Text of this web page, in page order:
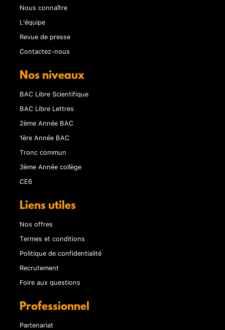
Nous connaître
L'équipe
Revue de presse
Contactez-nous
Nos niveaux
BAC Libre Scientifique
BAC Libre Lettres
2ème Année BAC
1ère Année BAC
Tronc commun
3ème Année collège
CE6
Liens utiles
Nos offres
Termes et conditions
Politique de confidentialité
Recrutement
Foire aux questions
Professionnel
Partenariat